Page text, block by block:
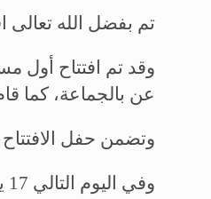
تم بفضل الله
عن بالجماعة، كما
وتضمن حفل الافتتاح
وفي اليوم التالي 17 يونيو / حزيران تم افتتاح مسجد آخر في نفس الإقليم، حيث تم عقد حفل برئاسة مولانا سعيد الرحمن.